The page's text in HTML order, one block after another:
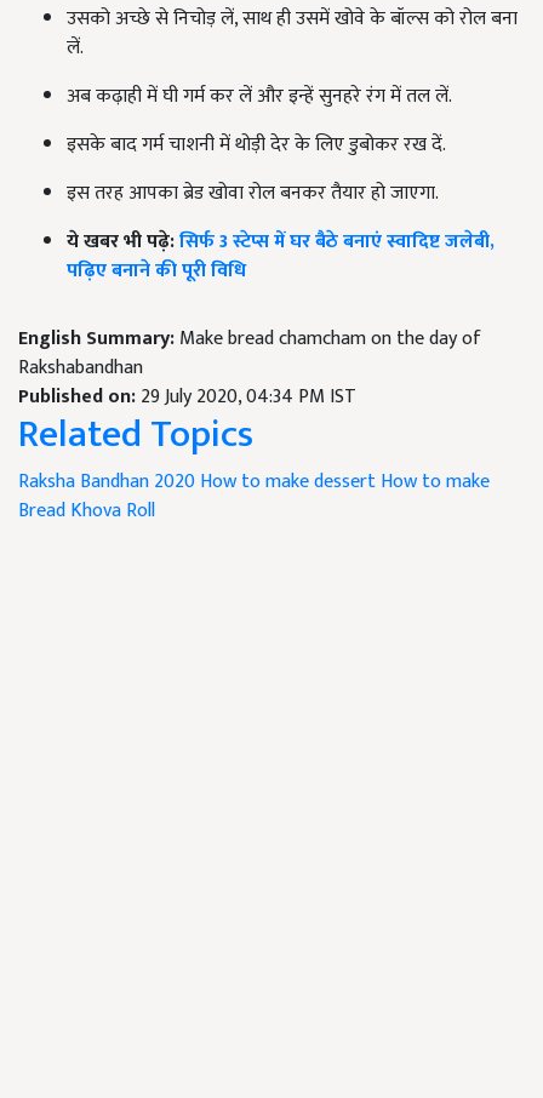
उसको अच्छे से निचोड़ लें, साथ ही उसमें खोवे के बॉल्स को रोल बना
लें.
अब कढ़ाही में घी गर्म कर लें और इन्हें सुनहरे रंग में तल लें.
इसके बाद गर्म चाशनी में थोड़ी देर के लिए डुबोकर रख दें.
इस तरह आपका ब्रेड खोवा रोल बनकर तैयार हो जाएगा.
ये खबर भी पढ़े:सिर्फ 3 स्टेप्स में घर बैठे बनाएं स्वादिष्ट जलेबी,
पढ़िए बनाने की पूरी विधि
English Summary:Make bread chamcham on the day of
Rakshabandhan
Published on:29 July 2020, 04:34 PM IST
Related Topics
Raksha Bandhan 2020How to make dessertHow to make
Bread Khova Roll